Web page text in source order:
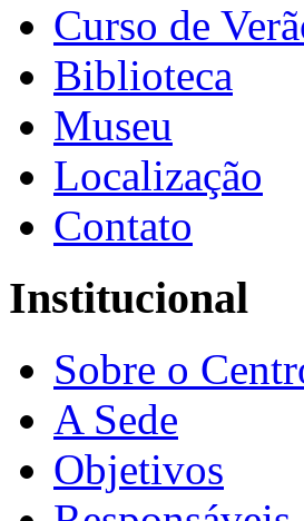
Curso de
Biblioteca
Museu
Localização
Contato
Institucional
Sobre o
A Sede
Objetivos